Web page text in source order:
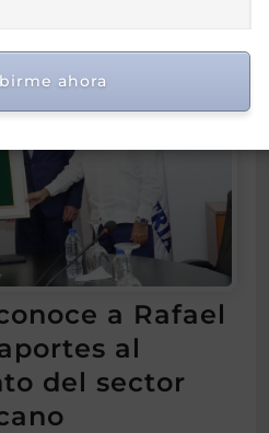
a Rafael
al
del sector
ahora